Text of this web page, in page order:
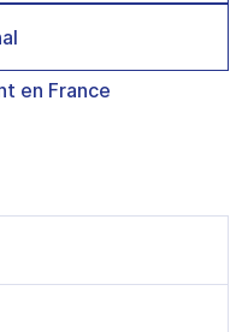
en France